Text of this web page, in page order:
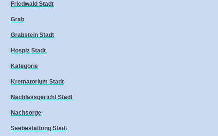
Friedwald Stadt
Grab
Grabstein Stadt
Hospiz Stadt
Kategorie
Krematorium Stadt
Nachlassgericht Stadt
Nachsorge
Seebestattung Stadt